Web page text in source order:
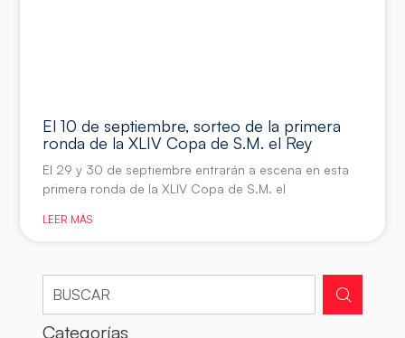
El 10 de septiembre, sorteo de la primera
ronda de la XLIV Copa de S.M. el Rey
El 29 y 30 de septiembre entrarán a escena en esta
primera ronda de la XLIV Copa de S.M. el
LEER MÁS
Categorías